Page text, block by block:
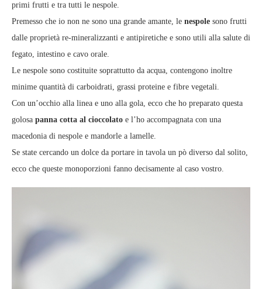
primi frutti e tra tutti le nespole.
Premesso che io non ne sono una grande amante, le nespole sono frutti
dalle proprietà re-mineralizzanti e antipiretiche e sono utili alla salute di
fegato, intestino e cavo orale.
Le nespole sono costituite soprattutto da acqua, contengono inoltre
minime quantità di carboidrati, grassi proteine e fibre vegetali.
Con un’occhio alla linea e uno alla gola, ecco che ho preparato questa
golosa panna cotta al cioccolato e l’ho accompagnata con una
macedonia di nespole e mandorle a lamelle.
Se state cercando un dolce da portare in tavola un pò diverso dal solito,
ecco che queste monoporzioni fanno decisamente al caso vostro.